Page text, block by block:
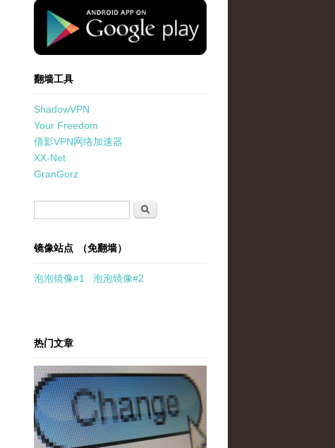
standard-icon-googleplay-app-store.png
翻墙工具
ShadowVPN
Your Freedom
倩影VPN网络加速器
XX-Net
GranGorz
搜索
镜像站点 （免翻墙）
泡泡镜像#1 泡泡镜像#2
热门文章